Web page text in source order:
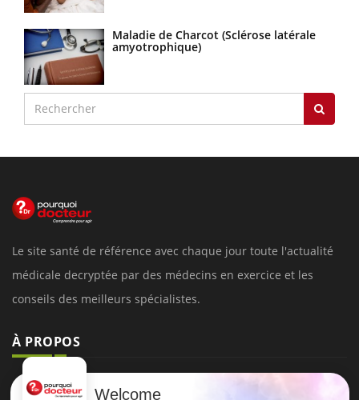
Maladie de Charcot (Sclérose latérale
amyotrophique)
Le site santé de référence avec chaque jour toute l'actualité
médicale decryptée par des médecins en exercice et les
conseils des meilleurs spécialistes.
À PROPOS
Données personnelles et cookies
Welcome